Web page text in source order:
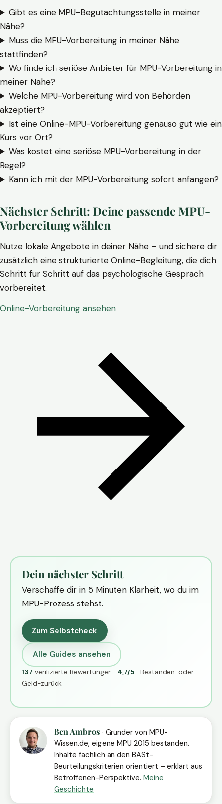
Gibt es eine MPU-Begutachtungsstelle in meiner
Nähe?
Muss die MPU-Vorbereitung in meiner Nähe
stattfinden?
Wo finde ich seriöse Anbieter für MPU-Vorbereitung in
meiner Nähe?
Welche MPU-Vorbereitung wird von Behörden
akzeptiert?
Ist eine Online-MPU-Vorbereitung genauso gut wie ein
Kurs vor Ort?
Was kostet eine seriöse MPU-Vorbereitung in der
Regel?
Kann ich mit der MPU-Vorbereitung sofort anfangen?
Nächster Schritt: Deine passende MPU-
Vorbereitung wählen
Nutze lokale Angebote in deiner Nähe – und sichere dir
zusätzlich eine strukturierte Online-Begleitung, die dich
Schritt für Schritt auf das psychologische Gespräch
vorbereitet.
Online-Vorbereitung ansehen
Dein nächster Schritt
Verschaffe dir in 5 Minuten Klarheit, wo du im
MPU-Prozess stehst.
Zum Selbstcheck
Alle Guides ansehen
137 verifizierte Bewertungen · 4,7/5 · Bestanden-oder-
Geld-zurück
Ben Ambros · Gründer von MPU-
Wissen.de, eigene MPU 2015 bestanden.
Inhalte fachlich an den BASt-
Beurteilungskriterien orientiert – erklärt aus
Betroffenen-Perspektive. Meine
Geschichte